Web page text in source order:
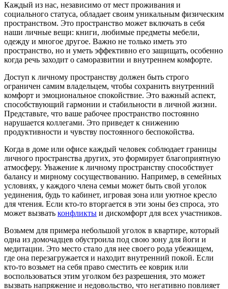
Каждый из нас, независимо от мест проживания и
социального статуса, обладает своим уникальным физическим
пространством. Это пространство может включать в себя
наши личные вещи: книги, любимые предметы мебели,
одежду и многое другое. Важно не только иметь это
пространство, но и уметь эффективно его защищать, особенно
когда речь заходит о саморазвитии и внутреннем комфорте.
Доступ к личному пространству должен быть строго
ограничен самим владельцем, чтобы сохранить внутренний
комфорт и эмоциональное спокойствие. Это важный аспект,
способствующий гармонии и стабильности в личной жизни.
Представьте, что ваше рабочее пространство постоянно
нарушается коллегами. Это приведет к снижению
продуктивности и чувству постоянного беспокойства.
Когда в доме или офисе каждый человек соблюдает границы
личного пространства других, это формирует благоприятную
атмосферу. Уважение к личному пространству способствует
балансу и мирному сосуществованию. Например, в семейных
условиях, у каждого члена семьи может быть свой уголок
уединения, будь то кабинет, игровая зона или уютное кресло
для чтения. Если кто-то вторгается в эти зоны без спроса, это
может вызвать конфликты и дискомфорт для всех участников.
Возьмем для примера небольшой уголок в квартире, который
одна из домочадцев обустроила под свою зону для йоги и
медитации. Это место стало для нее своего рода убежищем,
где она перезагружается и находит внутренний покой. Если
кто-то возьмет на себя право сместить ее коврик или
воспользоваться этим уголком без разрешения, это может
вызвать напряжение и недовольство, что негативно повлияет